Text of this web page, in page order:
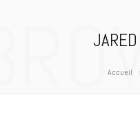
Accueil